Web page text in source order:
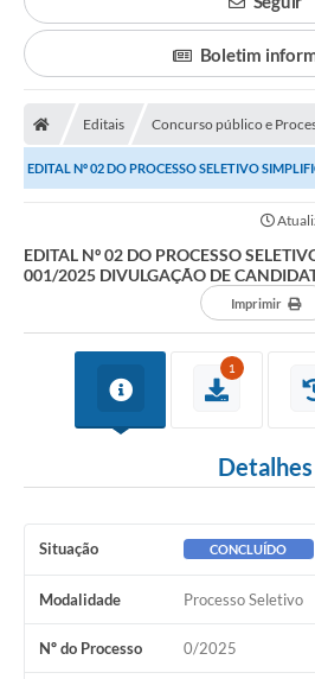
Transparência Pública
Notícias
Legislação
Diário Oficial
Galeria de Fotos
Divida Ativa
Programa de Estágio
Cadeia Integrada de Valor
Boletim
Editais Concurso público e
EDITAL Nº 02 DO PROCESSO SELETIVO
EDITAL Nº 02 DO PROCESSO
001/2025 DIVULGAÇÃO DE
Imprimir
1
Detalhes
Situação CONCLUÍDO
Modalidade Processo Seletivo
Nº do Processo 0/2025